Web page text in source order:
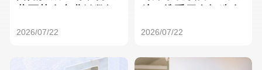
2026/07/22 2026/07/22